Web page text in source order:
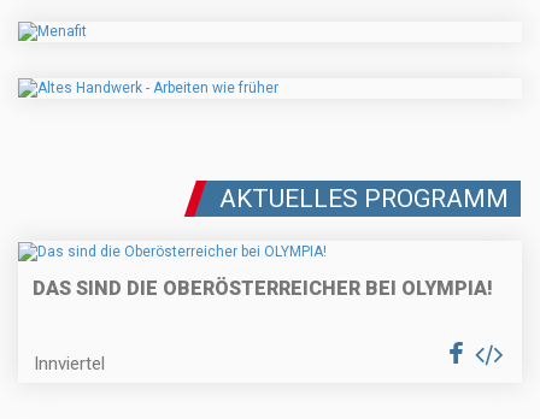
AKTUELLES PROGRAMM
DAS SIND DIE OBERÖSTERREICHER BEI OLYMPIA!
Innviertel